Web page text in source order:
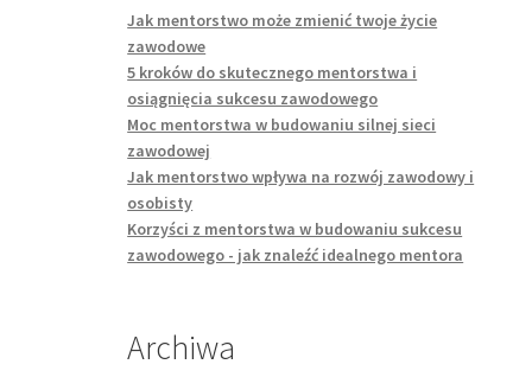
Jak mentorstwo może zmienić twoje życie
zawodowe
5 kroków do skutecznego mentorstwa i
osiągnięcia sukcesu zawodowego
Moc mentorstwa w budowaniu silnej sieci
zawodowej
Jak mentorstwo wpływa na rozwój zawodowy i
osobisty
Korzyści z mentorstwa w budowaniu sukcesu
zawodowego - jak znaleźć idealnego mentora
Archiwa